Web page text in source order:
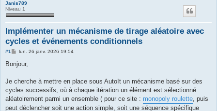
Janis789
Niveau 1
Implémenter un mécanisme de tirage aléatoire avec
cycles et événements conditionnels
#1
M
s
s
g
lun. 26 janv. 2026 19:54
Bonjour,
Je cherche à mettre en place sous AutoIt un mécanisme basé sur des
cycles successifs, où à chaque itération un élément est sélectionné
aléatoirement parmi un ensemble ( pour ce site : monopoly roulette, puis
peut déclencher soit une action simple, soit une séquence spécifique